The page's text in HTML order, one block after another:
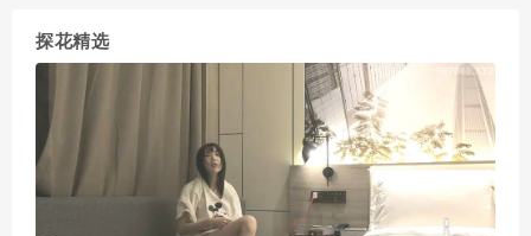
探花精选